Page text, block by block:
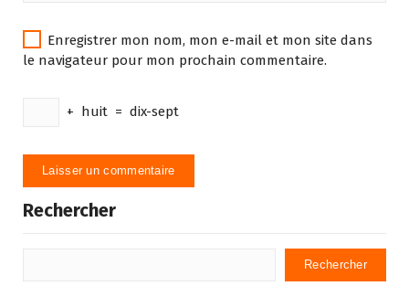
Enregistrer mon nom, mon e-mail et mon site dans
le navigateur pour mon prochain commentaire.
+ huit = dix-sept
Rechercher
Rechercher